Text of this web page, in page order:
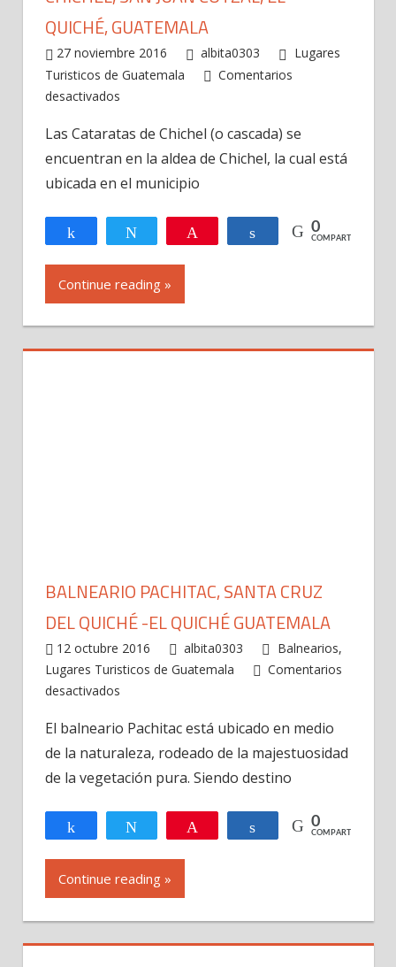
QUICHÉ, GUATEMALA
27 noviembre 2016 albita0303
Lugares
Turisticos de Guatemala
Comentarios
desactivados
de
Chichel,
Aldea
San
Juan
Cotzal,
El
Quiché,
Guatemala
Las Cataratas de Chichel (o cascada) se
encuentran en la aldea de Chichel, la cual está
ubicada en el municipio
Compartir Twittear Compartir
0
COMPARTIR
Continue reading »
BALNEARIO PACHITAC, SANTA CRUZ
DEL QUICHÉ -EL QUICHÉ GUATEMALA
12 octubre 2016 albita0303 Balnearios,
Lugares Turisticos de Guatemala
Comentarios
desactivados
Pachitac,
Santa
Cruz
Quiché
-
El
Quiché
Guatemala
El balneario Pachitac está ubicado en medio
de la naturaleza, rodeado de la majestuosidad
de la vegetación pura. Siendo destino
Compartir Twittear Compartir
0
COMPARTIR
Continue reading »